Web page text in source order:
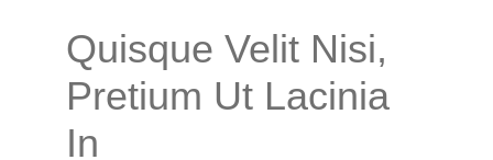
Quisque Velit Nisi,
Pretium Ut Lacinia
In